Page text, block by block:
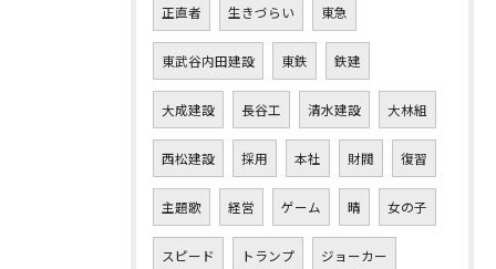
正直者 生きづらい 東急
東武谷内田建設 東鉄 鉄建
大成建設 長谷工 清水建設 大林組
西松建設 採用 本社 財閥 復習
主題歌 経営 ゲーム 晴 女の子
スピード トランプ ジョーカー